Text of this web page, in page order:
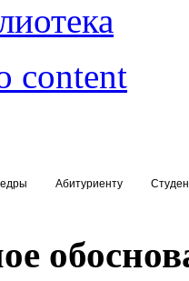
content
Абитуриенту